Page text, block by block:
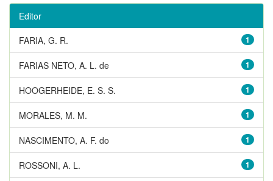
Editor
1
FARIA, G. R.
1
FARIAS NETO, A. L. de
1
HOOGERHEIDE, E. S. S.
1
MORALES, M. M.
1
NASCIMENTO, A. F. do
1
ROSSONI, A. L.